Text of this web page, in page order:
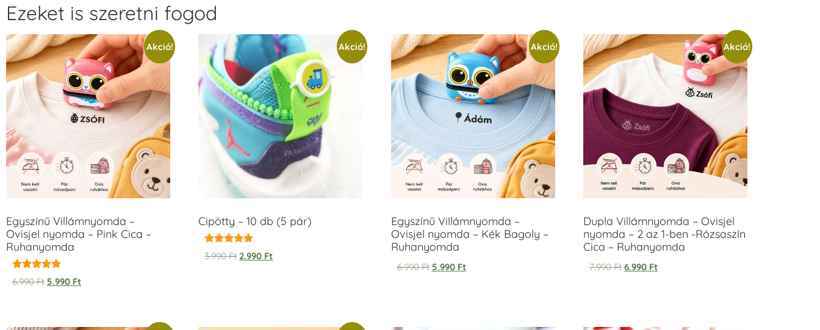
Ezeket is szeretni fogod
Akció!
Egyszínű Villámnyomda –
Ovisjel nyomda – Pink Cica –
Ruhanyomda
Értékelés:
5.00
6.990Ft 5.990 Ft
Akció!
Cipötty – 10 db (5 pár)
Értékelés:
5.00
3.990Ft 2.990 Ft
Akció!
Egyszínű Villámnyomda –
Ovisjel nyomda – Kék Bagoly –
Ruhanyomda
6.990Ft 5.990 Ft
Akció!
Dupla Villámnyomda – Ovisjel
nyomda – 2 az 1-ben -Rózsaszín
Cica – Ruhanyomda
7.990Ft 6.990 Ft